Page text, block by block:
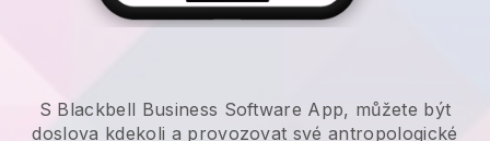
S Blackbell Business Software App, můžete být
doslova kdekoli a provozovat své antropologické